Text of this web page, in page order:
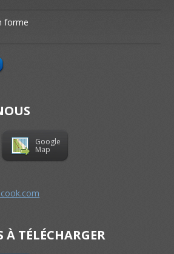
forme
Google
Map
À TÉLÉCHARGER